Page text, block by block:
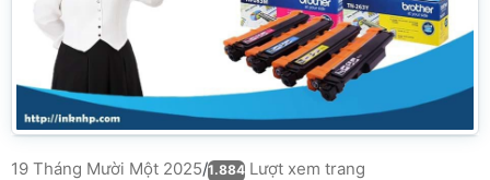
19 Tháng Mười Một 2025/1.884 Lượt xem trang